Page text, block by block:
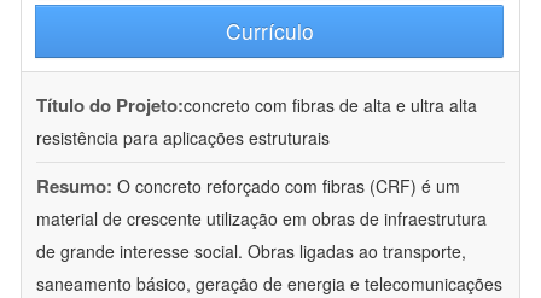
Currículo
Título do Projeto:concreto com fibras de alta e ultra alta
resistência para aplicações estruturais
Resumo: O concreto reforçado com fibras (CRF) é um
material de crescente utilização em obras de infraestrutura
de grande interesse social. Obras ligadas ao transporte,
saneamento básico, geração de energia e telecomunicações